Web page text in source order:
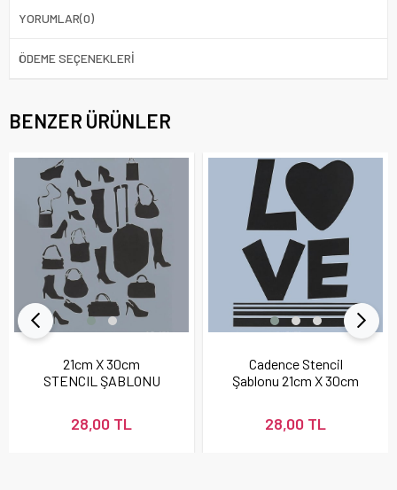
YORUMLAR(0)
ÖDEME SEÇENEKLERI
BENZER ÜRÜNLER
21cm X 30cm
STENCIL ŞABLONU
28,00 TL
Cadence Stencil
Şablonu 21cm X 30cm
28,00 TL